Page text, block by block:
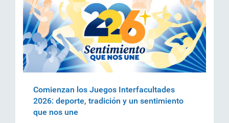
Comienzan los Juegos Interfacultades
2026: deporte, tradición y un sentimiento
que nos une